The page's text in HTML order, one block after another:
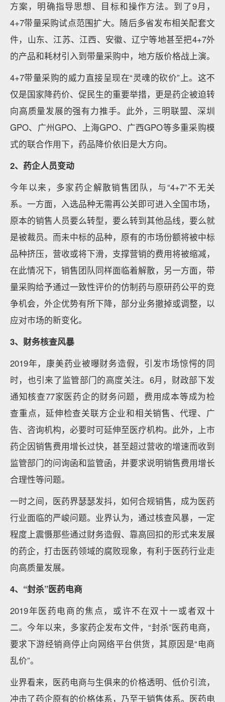
方案，明确指导思想、目标和操作方法。到了9月，
4+7带量采购试点范围扩大。随后多省发布相关配套文
件，山东、江苏、江西、安徽、辽宁等地甚至把4+7外
的产品和耗材引入到带量采购中，地方版价格战上演。
4+7带量采购的威力直接呈现在“灵魂的砍价”上。这不
仅是国家降药价、促民生的重要举措，更是药企被迫转
向高质量发展的强有力推手。此外，三明联盟、深圳
GPO、广州GPO、上海GPO、广西GPO等多重采购模
式的联合作用下，药品降价依旧是大方向。
2、药企人员变动
今年以来，多家药企解散销售团队，与“4+7”不无关
系。一方面，入选品种无需再公关即可进入全国市场，
原本的销售人员要么转型，要么转到其他品线，要么就
是被裁员。而未中标的品种，原有的市场份额将被中标
品种挤压，营收或将下滑，支撑营销的费用将被缩减，
在此情况下，销售团队同样面临着解散，另一方面，带
量采购给予通过一致性评价的仿制药与原研药公平的竞
争机会，外企优势有所下降，部分业务撤掉或调整，以
应对市场的新变化。
3、财务核查风暴
2019年，康美药业被曝财务造假，引发市场惊愕的同
时，也引来了监管部门的高度关注。6月，财政部下发
通知核查77家医药企的财务问题，费用成本等成为检
查重点，延伸检查关联方企业和相关销售、代理、广
告、咨询机构，必要时可延伸至医疗机构。此外，上市
药企因销售费用增长过快，甚至超过营收的增速而收到
监管部门的问询函和监管函，并要求说明销售费用增长
合理性等问题。
一时之间，医药界瑟瑟发抖，如何合规销售，成为医药
行业面临的严峻问题。业界认为，通过核查风暴，一定
程度上震慑那些通过财务造假、靠高回扣的形式来发展
的药企，打击医药领域的腐败现象，有利于医药行业走
向高质量发展。
4、“封杀”医药电商
2019年医药电商的焦点，或许不在双十一或者双十
二。今年以来，多家药企发布文件，“封杀”医药电商，
要求下游经销商停止向网络平台供货，其原因是“电商
乱价”。
业界看来，医药电商与生俱来的价格透明、低价引流，
冲击了药企原有的价格体系，乃至于销售体系。医药电